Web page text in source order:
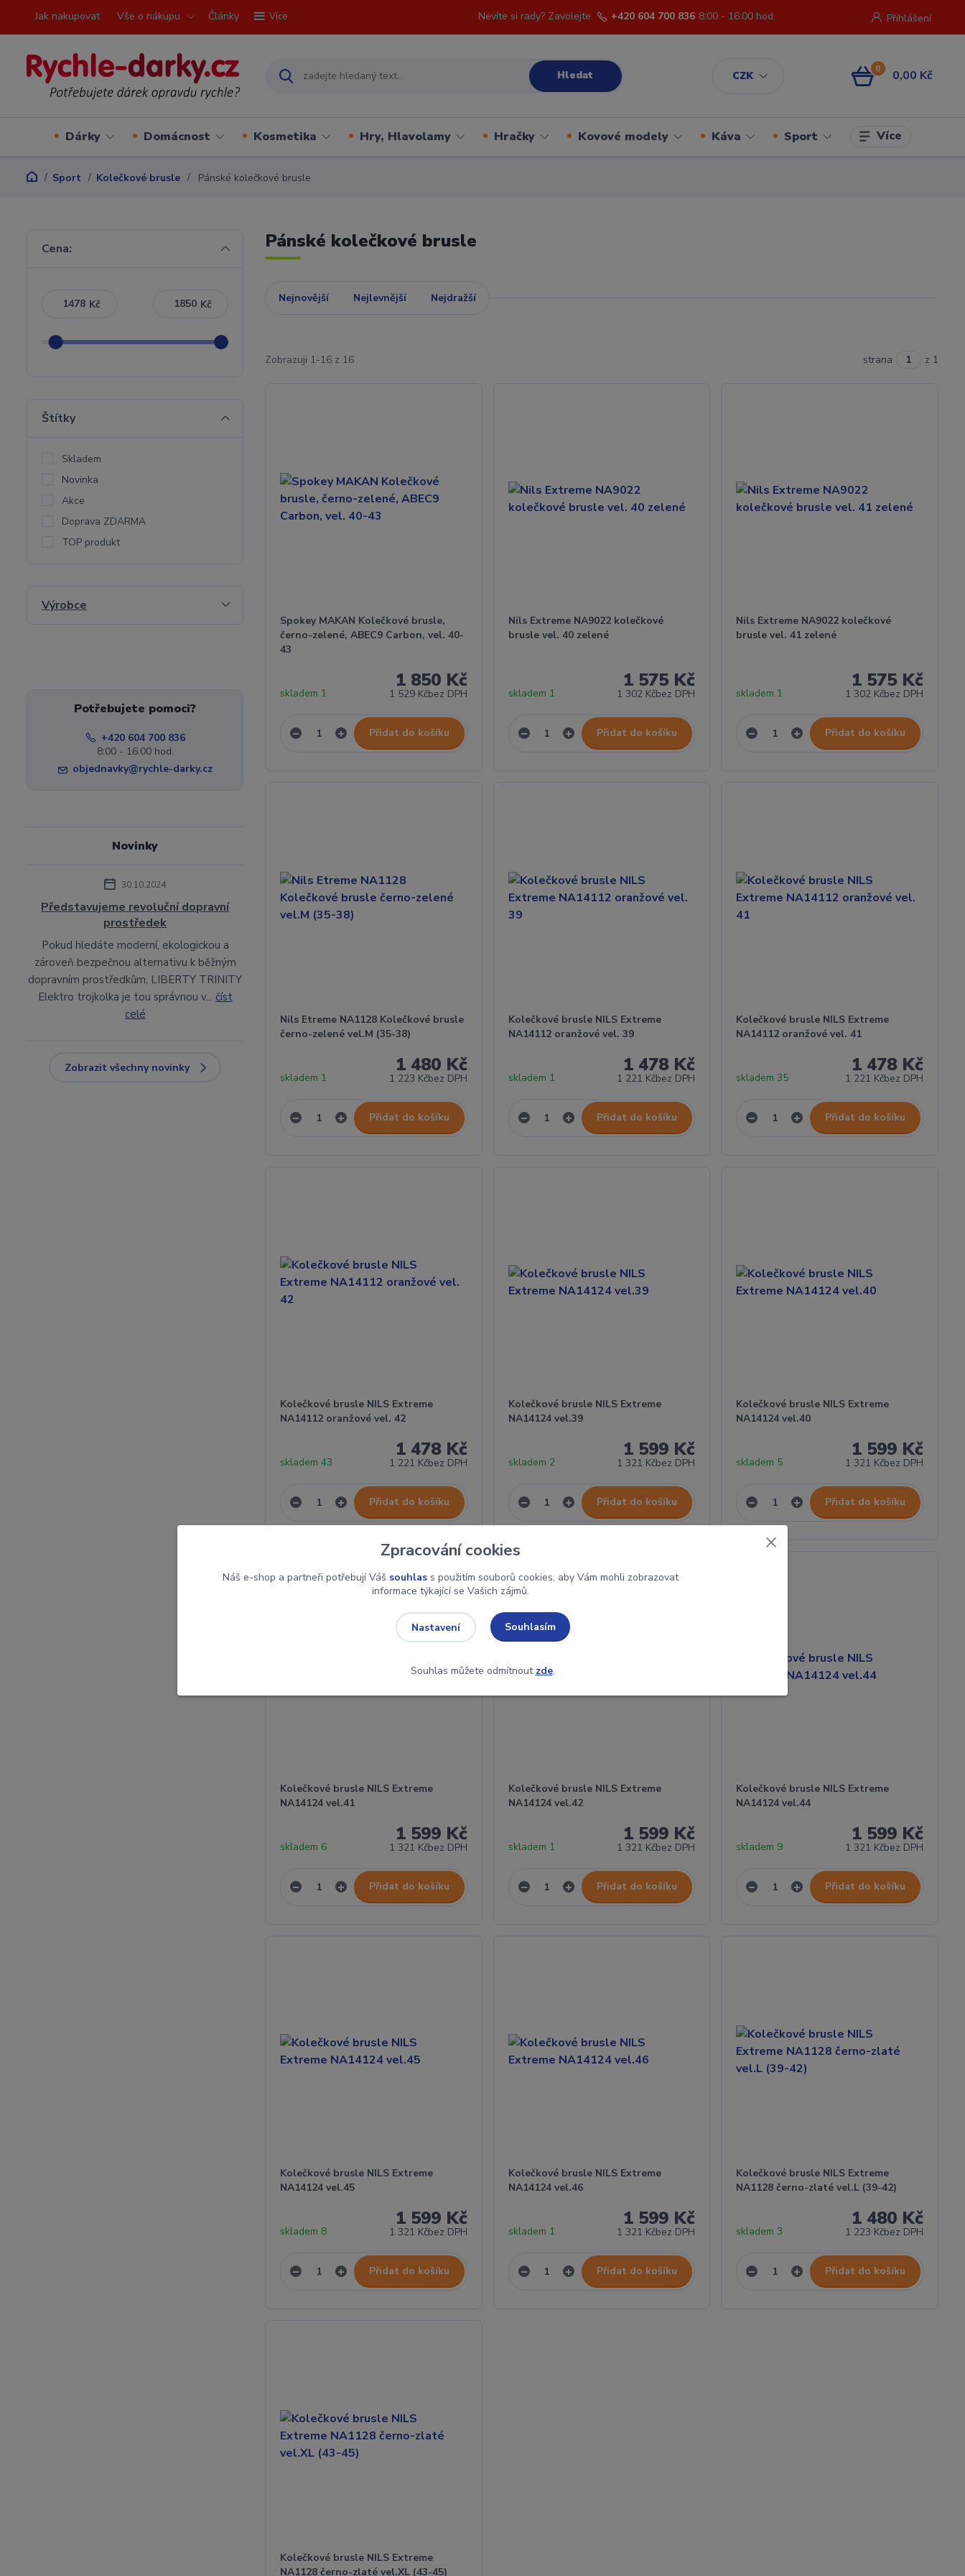
Jak nakupovat Vše o nákupu Články Více
CZK
Přihlášení
Hledat
Nevíte si rady? Zavolejte. +420 604 700 836 8:00 - 16:00 hod.
0 0,00 Kč
Dárky Domácnost Kosmetika Hry, Hlavolamy Hračky Kovové modely Káva Sport Více
Sport Kolečkové brusle Pánské kolečkové brusle
Pánské kolečkové brusle
Nejnovější Nejlevnější Nejdražší
Zobrazuji 1-16 z 16 strana z 1
Spokey MAKAN Kolečkové brusle,
černo-zelené, ABEC9 Carbon, vel. 40-
43
1 850 Kč
1 529 Kčbez DPH
skladem 1
Přidat do košíku
Nils Extreme NA9022 kolečkové
brusle vel. 40 zelené
1 575 Kč
1 302 Kčbez DPH
skladem 1
Přidat do košíku
Nils Extreme NA9022 kolečkové
brusle vel. 41 zelené
1 575 Kč
1 302 Kčbez DPH
skladem 1
Přidat do košíku
Nils Etreme NA1128 Kolečkové brusle
černo-zelené vel.M (35-38)
1 480 Kč
1 223 Kčbez DPH
skladem 1
Přidat do košíku
Kolečkové brusle NILS Extreme
NA14112 oranžové vel. 39
1 478 Kč
1 221 Kčbez DPH
skladem 1
Přidat do košíku
Kolečkové brusle NILS Extreme
NA14112 oranžové vel. 41
1 478 Kč
1 221 Kčbez DPH
skladem 35
Přidat do košíku
Kolečkové brusle NILS Extreme
NA14112 oranžové vel. 42
1 478 Kč
1 221 Kčbez DPH
skladem 43
Přidat do košíku
Kolečkové brusle NILS Extreme
NA14124 vel.39
1 599 Kč
1 321 Kčbez DPH
skladem 2
Přidat do košíku
Kolečkové brusle NILS Extreme
NA14124 vel.40
1 599 Kč
1 321 Kčbez DPH
skladem 5
Přidat do košíku
Kolečkové brusle NILS Extreme
NA14124 vel.41
1 599 Kč
1 321 Kčbez DPH
skladem 6
Přidat do košíku
Kolečkové brusle NILS Extreme
NA14124 vel.42
1 599 Kč
1 321 Kčbez DPH
skladem 1
Přidat do košíku
Kolečkové brusle NILS Extreme
NA14124 vel.44
1 599 Kč
1 321 Kčbez DPH
skladem 9
Přidat do košíku
Kolečkové brusle NILS Extreme
NA14124 vel.45
1 599 Kč
1 321 Kčbez DPH
skladem 8
Přidat do košíku
Kolečkové brusle NILS Extreme
NA14124 vel.46
1 599 Kč
1 321 Kčbez DPH
skladem 1
Přidat do košíku
Kolečkové brusle NILS Extreme
NA1128 černo-zlaté vel.L (39-42)
1 480 Kč
1 223 Kčbez DPH
skladem 3
Přidat do košíku
Kolečkové brusle NILS Extreme
NA1128 černo-zlaté vel.XL (43-45)
Cena:
Kč Kč
Štítky
Skladem
Novinka
Akce
Doprava ZDARMA
TOP produkt
Výrobce
Potřebujete pomoci?
+420 604 700 836
8:00 - 16:00 hod.
objednavky@rychle-darky.cz
Novinky
30.10.2024
Představujeme revoluční dopravní
prostředek
Pokud hledáte moderní, ekologickou a
zároveň bezpečnou alternativu k běžným
dopravním prostředkům, LIBERTY TRINITY
Elektro trojkolka je tou správnou v... číst
celé
Zobrazit všechny novinky
Zpracování cookies
Náš e-shop a partneři potřebují Váš souhlass použitím souborů cookies, aby Vám mohli zobrazovat
informace týkající se Vašich zájmů.
Nastavení Souhlasím
Souhlas můžete odmítnout zde.